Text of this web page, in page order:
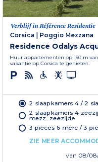
Verblijf in Référence Residentie
Corsica
Poggio Mezzana
Residence Odalys
Huur appartementen op 150 m
vakantie op Corsica te genieten.
2 slaapkamers 4 / 2
2 slaapkamers 4
mezz. zeezijde
3 pièces 6 merc / 3
ZIE MEER
van 08/